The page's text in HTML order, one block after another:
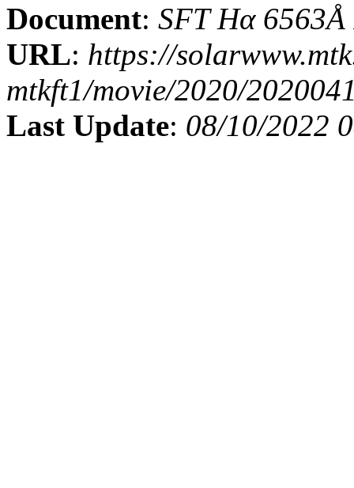
Document: SFT Hα
URL: https://
mtkft1/movie/2020/
Last Update: 08/10/2022